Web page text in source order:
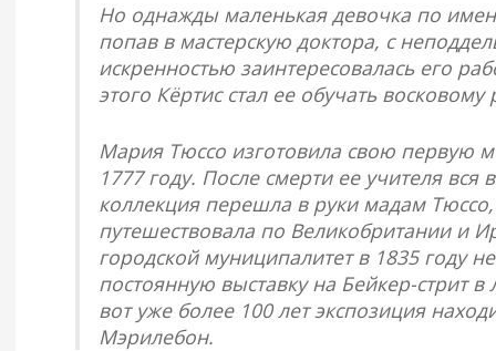
Но однажды маленькая девочка по
попав в мастерскую доктора, с
искренностью заинтересовалась его
этого Кёртис стал ее обучать восковому
Мария Тюссо изготовила свою первую
1777 году. После смерти ее учителя вся
коллекция перешла в руки мадам
путешествовала по Великобритании и
городской муниципалитет в 1835 году
постоянную выставку на Бейкер-стрит
вот уже более 100 лет экспозиция
Мэрилебон.